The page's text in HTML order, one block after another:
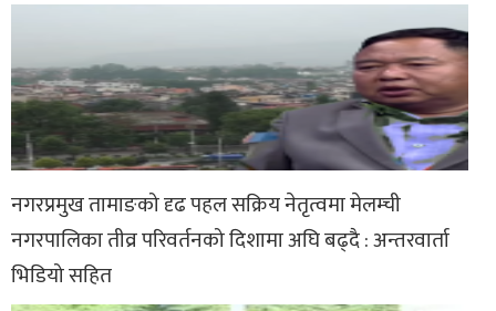
नगरप्रमुख तामाङको दृढ पहल सक्रिय नेतृत्वमा मेलम्ची
नगरपालिका तीव्र परिवर्तनको दिशामा अघि बढ्दै : अन्तरवार्ता
भिडियो सहित